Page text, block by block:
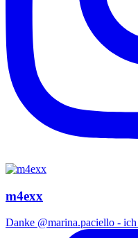
m4exx
Danke @marina.paciello -